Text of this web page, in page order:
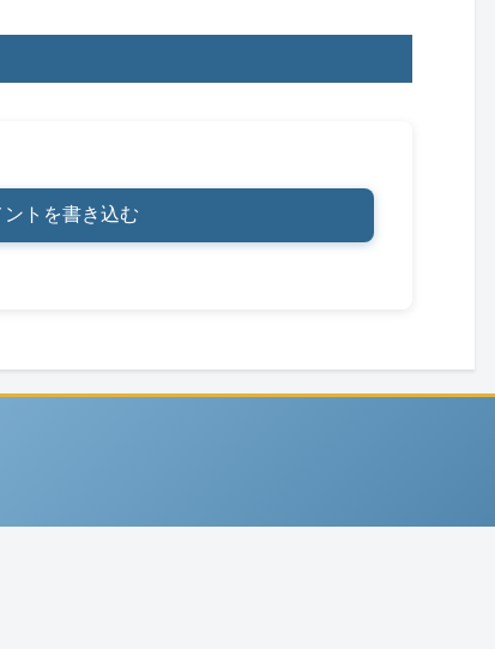
ントを書き込む